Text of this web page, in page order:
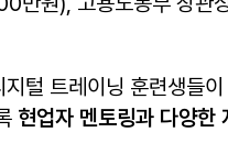
털 트레이닝 훈련생들이
현업자 멘토링과 다양한